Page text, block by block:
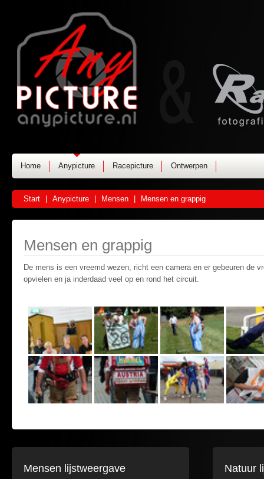
Home Anypicture Racepicture Ontwerpen
Start Anypicture Mensen Mensen en grappig
Mensen en grappig
De mens is een vreemd wezen, richt een camera en er gebeuren de
opvielen en ja inderdaad veel op en rond het circuit.
Mensen lijstweergave Natuur